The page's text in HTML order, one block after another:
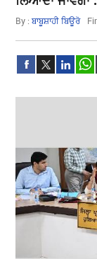
By :ਬਾਬੂਸ਼ਾਹੀ ਬਿਊਰੋ